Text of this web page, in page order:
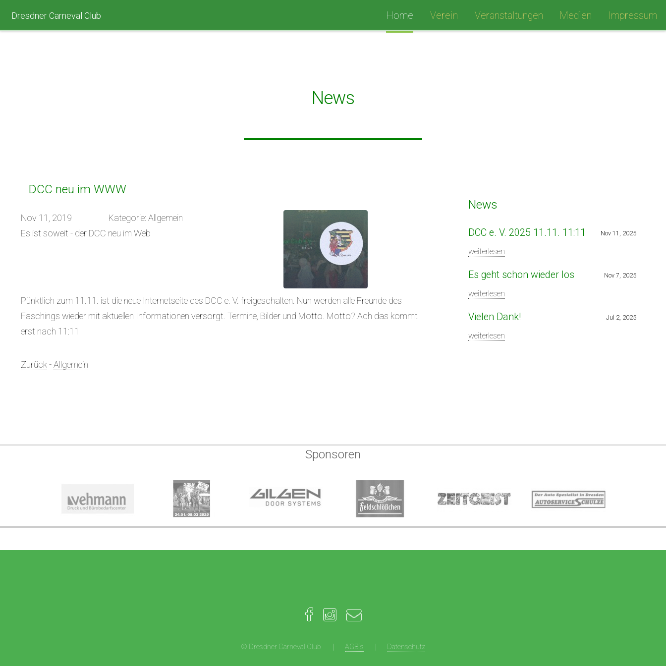
Dresdner Carneval Club Home Verein Veranstaltungen Medien Impressum
News
DCC neu im WWW
Nov 11, 2019
Kategorie: Allgemein
Es ist soweit - der DCC neu im Web
Pünktlich zum 11.11. ist die neue Internetseite des DCC e. V. freigeschalten. Nun werden alle Freunde des
Faschings wieder mit aktuellen Informationen versorgt. Termine, Bilder und Motto. Motto? Ach das kommt
erst nach 11:11
Zurück-Allgemein
News
Nov 11, 2025
DCC e. V. 2025 11.11. 11:11
weiterlesen
Nov 7, 2025
Es geht schon wieder los
weiterlesen
Jul 2, 2025
Vielen Dank!
weiterlesen
Sponsoren
© Dresdner Carneval Club AGB´s Datenschutz